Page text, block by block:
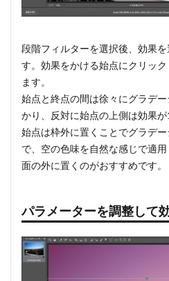
段階フィルターを選択後、効果
す。効果をかける始点にクリッ
ます。
始点と終点の間は徐々にグラデ
かり、反対に始点の上側は効果が
始点は枠外に置くことでグラデ
で、空の色味を自然な感じで適
面の外に置くのがおすすめです。
パラメーターを調整して